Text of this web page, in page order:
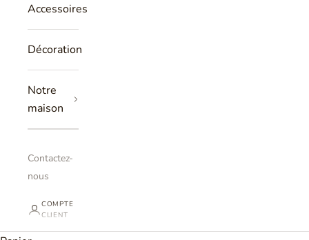
Accessoires
Décoration
Notre
maison
Contactez-
nous
COMPTE
CLIENT